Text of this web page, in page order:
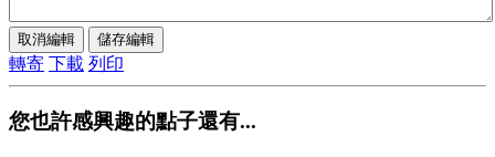
取消編輯 儲存編輯
轉寄 下載 列印
您也許感興趣的點子還有...